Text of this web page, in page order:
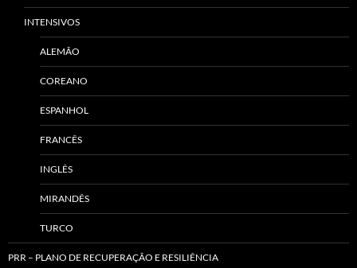
INTENSIVOS
ALEMÃO
COREANO
ESPANHOL
FRANCÊS
INGLÊS
MIRANDÊS
TURCO
PRR – PLANO DE RECUPERAÇÃO E RESILIÊNCIA